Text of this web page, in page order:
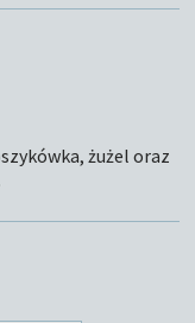
żużel oraz